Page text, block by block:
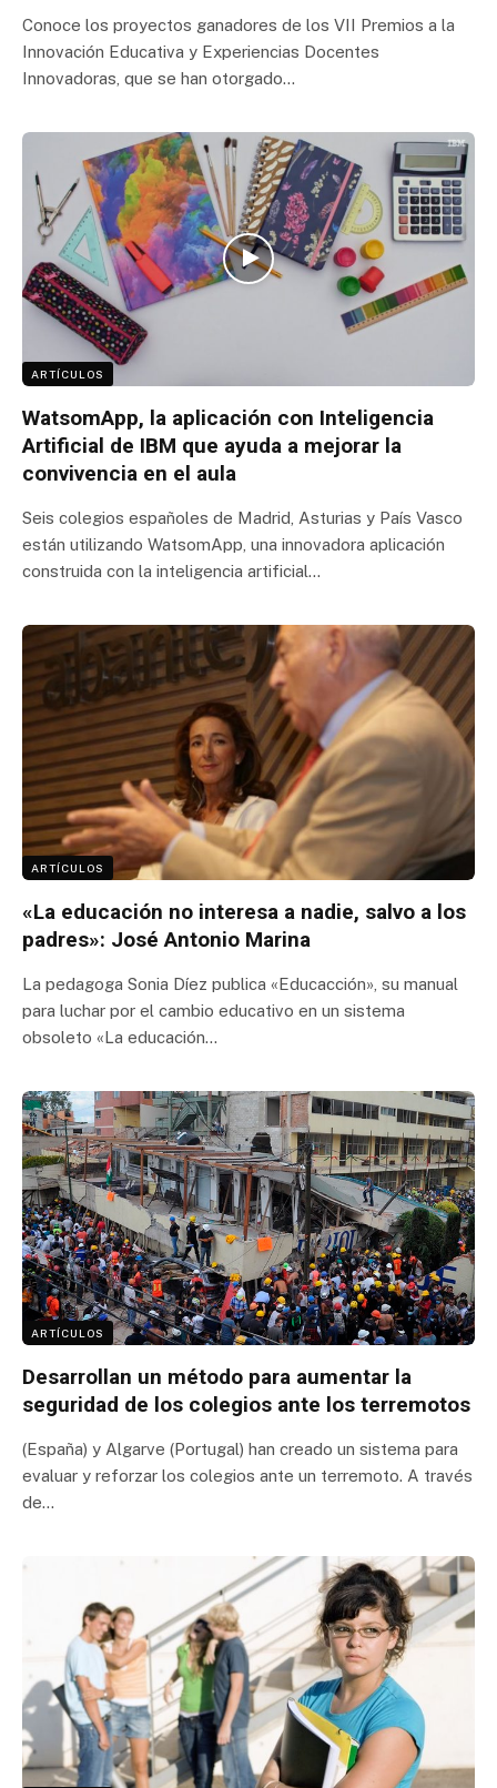
Conoce los proyectos ganadores de los VII Premios a la
Innovación Educativa y Experiencias Docentes
Innovadoras, que se han otorgado…
ARTÍCULOS
WatsomApp, la aplicación con Inteligencia
Artificial de IBM que ayuda a mejorar la
convivencia en el aula
Seis colegios españoles de Madrid, Asturias y País Vasco
están utilizando WatsomApp, una innovadora aplicación
construida con la inteligencia artificial…
ARTÍCULOS
«La educación no interesa a nadie, salvo a los
padres»: José Antonio Marina
La pedagoga Sonia Díez publica «Educacción», su manual
para luchar por el cambio educativo en un sistema
obsoleto «La educación…
ARTÍCULOS
Desarrollan un método para aumentar la
seguridad de los colegios ante los terremotos
(España) y Algarve (Portugal) han creado un sistema para
evaluar y reforzar los colegios ante un terremoto. A través
de…